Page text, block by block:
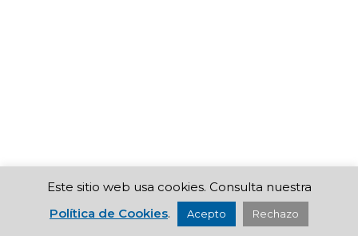
Este sitio web usa cookies. Consulta nuestra
Política de Cookies. Acepto Rechazo